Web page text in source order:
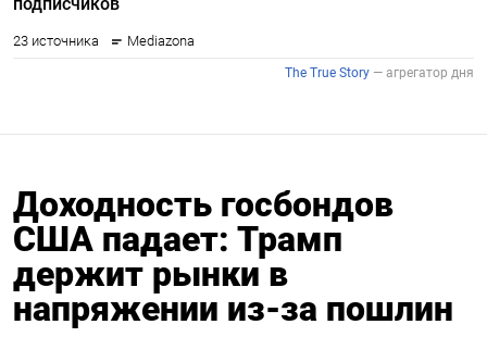
Доходность госбондов
США падает: Трамп
держит рынки в
напряжении из-за пошлин